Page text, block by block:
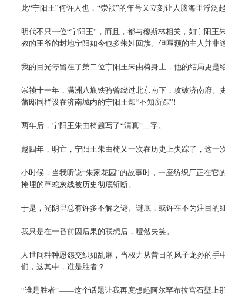
此“宁阳王”何许人也，“崇祯”的年号又立刻让人脑海里浮泛
明代不只一位“宁阳王”，而且，都与穆斯林相关，如宁阳
教的王爷的封地宁阳如今也多朱姓回族。但匾额的主人并非
我的目光停留在了第二位宁阳王朱由椅身上，他的结局更是
崇祯十一年，满洲八旗铁骑曾绕过北京南下，攻破济南府
藩邸同样设在济南城内的宁阳王却“不知所踪”!
两年后，宁阳王朱由椅题写了“清真”二字。
越四年，明亡，宁阳王朱由椅又一次在历史上失踪了，这
小时候，当我听说“朱家花园”的故事时，一座纺织厂正在
掩埋的草蛇灰线被历史彻底斩断。
于是，光阴里总有许多不解之谜。谜底，或许在不为注目的
我只是在一番前因后果的联想后，哑然失笑。
人世间种种恩怨交织如乱麻，当权力从昔日的凤子龙孙的
们，这其中，谁是胜者？
“谁是胜者”——这个话题让我再度想起阿尔罕布拉宫石壁上